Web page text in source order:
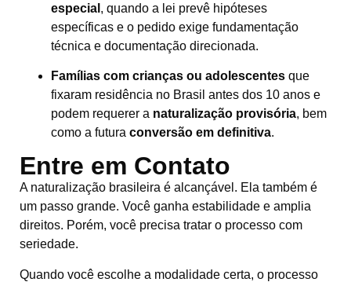
especial , quando a lei prevê hipóteses
específicas e o pedido exige fundamentação
técnica e documentação direcionada.
Famílias com crianças ou adolescentes que
fixaram residência no Brasil antes dos 10 anos e
podem requerer a naturalização provisória, bem
como a futura conversão em definitiva.
Entre em Contato
A naturalização brasileira é alcançável. Ela também é
um passo grande. Você ganha estabilidade e amplia
direitos. Porém, você precisa tratar o processo com
seriedade.
Quando você escolhe a modalidade certa, o processo